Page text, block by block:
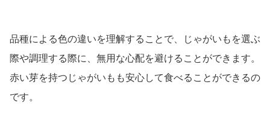
品種による色の違いを理解することで、じゃがいもを選ぶ
際や調理する際に、無用な心配を避けることができます。
赤い芽を持つじゃがいもも安心して食べることができるの
です。